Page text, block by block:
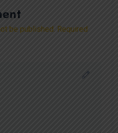
be published. Required